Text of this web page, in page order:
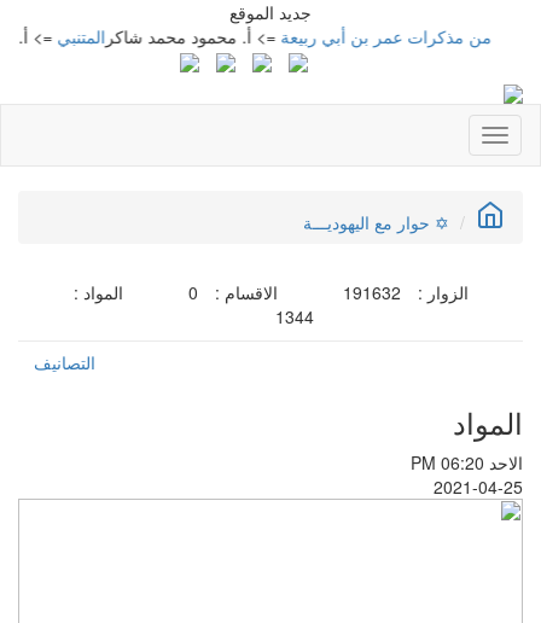
جديد الموقع
المتنبي => أ. محمود مذكرات عمر بن أبي ربيعة=> أ. محمود محمد شاكر
Toggle
navigation
✡ حوار مع اليهوديـــة
الزوار : 191632 الاقسام : 0
المواد :
1344
التصانيف
المواد
الاحد PM 06:20
2021-04-25